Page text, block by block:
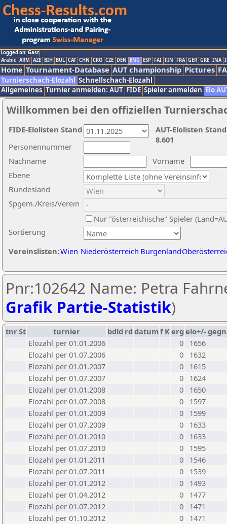
Logged on: Gast
Arabic ARM AZE BIH BUL CAT CHN CRO CZE DEN ENG ESP FAI FIN FRA GER GRE INA
Home Tournament-Database AUT championship Pictures
Turnierschach-Elozahl Schnellschach-Elozahl
Allgemeines Turnier anmelden: AUT FIDE Spieler anmelden Elo
Willkommen bei den offiziellen
Nachname
Vorname
Ebene
Sortierung
Personennummer
Bundesland
Spgem./Kreis/Verein
Nur "österreichische" Spieler
Vereinslisten:Wien Niederösterreich Burgenland
AUT-Elolisten
8.601
FIDE-Elolisten Stand
Pnr:102642 Name: Petra
Grafik Partie-Statistik)
tnrSt turnier bdld rd datumf Kerg elo+/-
Elozahl per 01.01.2006
0
1656
Elozahl per 01.07.2006
0
1632
Elozahl per 01.01.2007
0
1615
Elozahl per 01.07.2007
0
1624
Elozahl per 01.01.2008
0
1650
Elozahl per 01.07.2008
0
1597
Elozahl per 01.01.2009
0
1599
Elozahl per 01.07.2009
0
1633
Elozahl per 01.01.2010
0
1633
Elozahl per 01.07.2010
0
1595
Elozahl per 01.01.2011
0
1546
Elozahl per 01.07.2011
0
1539
Elozahl per 01.01.2012
0
1493
Elozahl per 01.04.2012
0
1477
Elozahl per 01.07.2012
0
1471
Elozahl per 01.10.2012
0
1471